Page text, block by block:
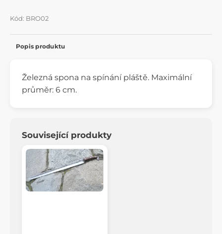
Kód: BRO02
Popis produktu
Železná spona na spínání pláště. Maximální
průměr: 6 cm.
Související produkty